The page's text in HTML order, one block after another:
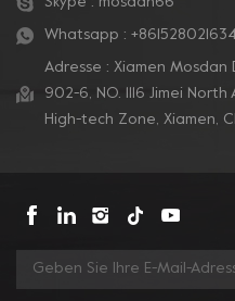
Skype : mosdan66
Whatsapp :
Adresse : Xiamen Mosdan
902-6, NO. 1116 Jimei
High-tech Zone, Xiamen,